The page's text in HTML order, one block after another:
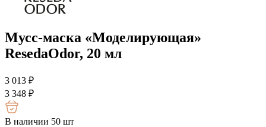
Мусс-маска «Моделирующая»
ResedaOdor, 20 мл
3 013 ₽
3 348 ₽
В наличии 50 шт